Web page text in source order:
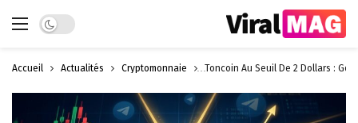
Dark mode
Accueil Actualités Cryptomonnaie Toncoin Au Seuil De 2 Dollars :